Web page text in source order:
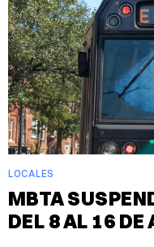
LOCALES
MBTA
DEL 8 AL 16 DE